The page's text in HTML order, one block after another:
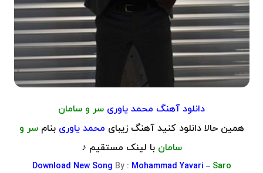
دانلود آهنگ محمد یاوری سر و سامان
همین حالا دانلود کنید آهنگ زیبای محمد یاوری بنام سر و
سامان با لینک مستقیم ♪
Download New Song By : Mohammad Yavari – Saro